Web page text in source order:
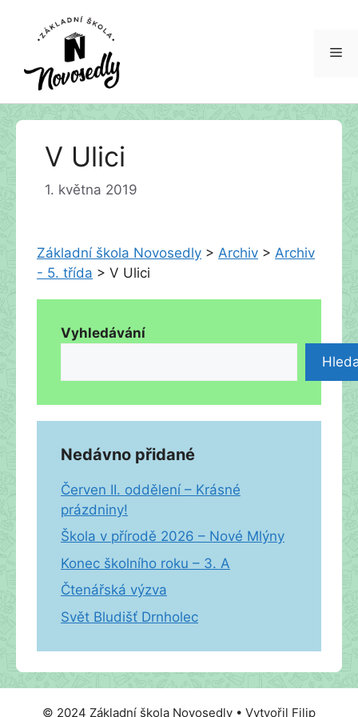
Přeskočit
V Ulici
1. května 2019
Základní škola Novosedly > Archiv > Archiv
- 5. třída > V Ulici
Vyhledávání
Nedávno přidané
Červen II. oddělení – Krásné
prázdniny!
Škola v přírodě 2026 – Nové Mlýny
Konec školního roku – 3. A
Čtenářská výzva
Svět Bludišť Drnholec
© 2024 Základní škola Novosedly • Vytvořil Filip